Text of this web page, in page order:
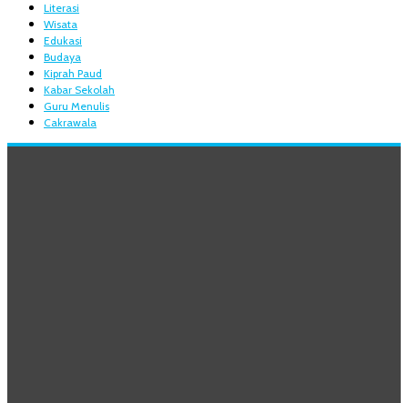
Literasi
Wisata
Edukasi
Budaya
Kiprah Paud
Kabar Sekolah
Guru Menulis
Cakrawala